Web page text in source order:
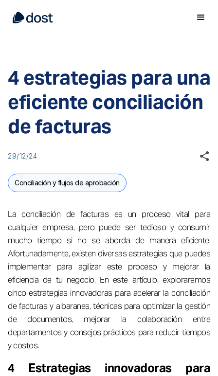
4 estrategias para una
eficiente conciliación
de facturas
29/12/24
Conciliación y flujos de aprobación
La conciliación de facturas es un proceso vital para
cualquier empresa, pero puede ser tedioso y consumir
mucho tiempo si no se aborda de manera eficiente.
Afortunadamente, existen diversas estrategias que puedes
implementar para agilizar este proceso y mejorar la
eficiencia de tu negocio. En este artículo, exploraremos
cinco estrategias innovadoras para acelerar la conciliación
de facturas y albaranes, técnicas para optimizar la gestión
de documentos, mejorar la colaboración entre
departamentos y consejos prácticos para reducir tiempos
y costos.
4 Estrategias innovadoras para